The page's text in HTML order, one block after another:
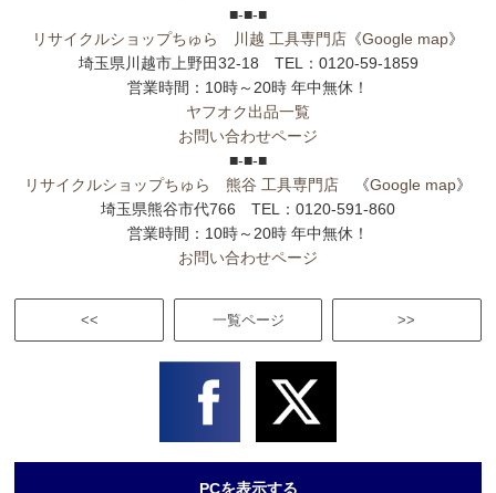
■-■-■
リサイクルショップちゅら 川越 工具専門店 《Google map》
埼玉県川越市上野田32-18 TEL：0120-59-1859
営業時間：10時～20時 年中無休！
ヤフオク出品一覧
お問い合わせページ
■-■-■
リサイクルショップちゅら 熊谷 工具専門店 《Google map》
埼玉県熊谷市代766 TEL：0120-591-860
営業時間：10時～20時 年中無休！
お問い合わせページ
<< >>
一覧ページ
PCを表示する